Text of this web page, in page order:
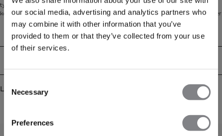
our social media, advertising and analytics partners who
may combine it with other information that you’ve
provided to them or that they’ve collected from your use
of their services.
Selection
Necessary
Preferences
tynnere jersey enn våre andre sweat-kolleksjoner for en lettere følelse og
komfort fra første stund. Passformen er oppdatert fra tidligere Stride-modeller
for et mer moderne uttrykk, med en løs, behagelig silhuett og rene, rette ben.
Fukttransporterende materiale holder deg komfortabel gjennom både
oppvarming og økter, mens elastisk linning med snøring og praktiske
sidelommer gjør dem like klare for treningssenteret som for hverdagen. 56 %
Tekniske egenskaper
Lignende produkter